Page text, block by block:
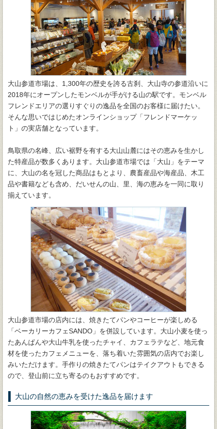
大山参道市場は、1,300年の歴史を誇る古刹、大山寺の参道沿いに
2018年にオープンしたモンベルが手がける山の駅です。モンベル
フレンドエリアの選りすぐりの逸品を全国のお客様に届けたい。
そんな思いではじめたオンラインショップ「フレンドマーケッ
ト」の実店舗となっています。
鳥取県の名峰、広い裾野を有する大山山麓にはその恵みを生かし
た特産品が数多くあります。大山参道市場では「大山」をテーマ
に、大山の名を冠した商品はもとより、農畜産品や海産品、木工
品や書籍なども含め、だいせんの山、里、海の恵みを一同に取り
揃えています。
大山参道市場の店内には、焼きたてパンやコーヒーが楽しめる
「ベーカリーカフェSANDO」を併設しています。大山小麦を使っ
たあんぱんや大山牛乳を使ったチャイ、カフェラテなど、地元食
材を使ったカフェメニューを、落ち着いた雰囲気の店内でお楽し
みいただけます。手作りの焼きたてパンはテイクアウトもできる
ので、登山前に立ち寄るのもおすすめです。
大山の自然の恵みを受けた逸品を届けます